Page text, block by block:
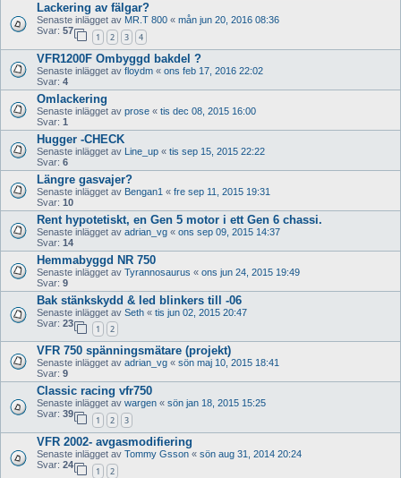
Lackering av fälgar?
Senaste inlägget av MR.T 800 « mån jun 20, 2016 08:36
Svar: 57
1 2 3 4
VFR1200F Ombyggd bakdel ?
Senaste inlägget av floydm « ons feb 17, 2016 22:02
Svar: 4
Omlackering
Senaste inlägget av prose « tis dec 08, 2015 16:00
Svar: 1
Hugger -CHECK
Senaste inlägget av Line_up « tis sep 15, 2015 22:22
Svar: 6
Längre gasvajer?
Senaste inlägget av Bengan1 « fre sep 11, 2015 19:31
Svar: 10
Rent hypotetiskt, en Gen 5 motor i ett Gen 6 chassi.
Senaste inlägget av adrian_vg « ons sep 09, 2015 14:37
Svar: 14
Hemmabyggd NR 750
Senaste inlägget av Tyrannosaurus « ons jun 24, 2015 19:49
Svar: 9
Bak stänkskydd & led blinkers till -06
Senaste inlägget av Seth « tis jun 02, 2015 20:47
Svar: 23
1 2
VFR 750 spänningsmätare (projekt)
Senaste inlägget av adrian_vg « sön maj 10, 2015 18:41
Svar: 9
Classic racing vfr750
Senaste inlägget av wargen « sön jan 18, 2015 15:25
Svar: 39
1 2 3
VFR 2002- avgasmodifiering
Senaste inlägget av Tommy Gsson « sön aug 31, 2014 20:24
Svar: 24
1 2